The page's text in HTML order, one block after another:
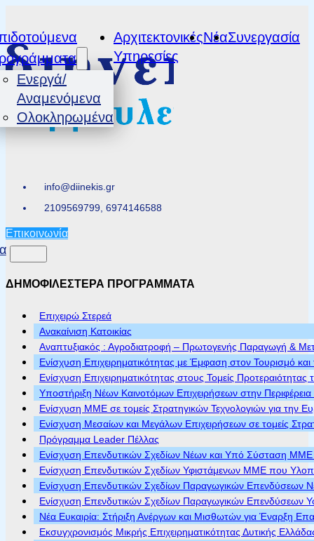
info@diinekis.gr
2109569799, 6974146588
Επικοινωνία
Ενεργά/
Αναμενόμενα
Ολοκληρωμένα
Αρχιτεκτονικές
Υπηρεσίες
ΝέαΣυνεργασία
ΔΗΜΟΦΙΛΕΣΤΕΡΑ ΠΡΟΓΡΑΜΜΑΤΑ
Επιχειρώ Στερεά
Ανακαίνιση Κατοικίας
Αναπτυξιακός : Αγροδιατροφή – Πρωτογενής Παραγωγή &
Ενίσχυση Επιχειρηματικότητας με Έμφαση στον Τουρισμό
Ενίσχυση Επιχειρηματικότητας στους Τομείς Προτεραιότητας
Υποστήριξη Νέων Καινοτόμων Επιχειρήσεων στην
Ενίσχυση ΜΜΕ σε τομείς Στρατηγικών Τεχνολογιών για την
Ενίσχυση Μεσαίων και Μεγάλων Επιχειρήσεων σε τομείς
Πρόγραμμα Leader Πέλλας
Ενίσχυση Επενδυτικών Σχεδίων Νέων και Υπό Σύσταση ΜΜΕ
Ενίσχυση Επενδυτικών Σχεδίων Υφιστάμενων ΜΜΕ που
Ενίσχυση Επενδυτικών Σχεδίων Παραγωγικών Επενδύσεων
Ενίσχυση Επενδυτικών Σχεδίων Παραγωγικών Επενδύσεων
Νέα Ευκαιρία: Στήριξη Ανέργων και Μισθωτών για Έναρξη
Εκσυγχρονισμός Μικρής Επιχειρηματικότητας Δυτικής